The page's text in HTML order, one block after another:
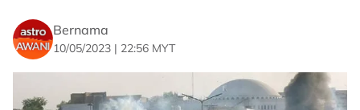
Bernama
10/05/2023 | 22:56 MYT